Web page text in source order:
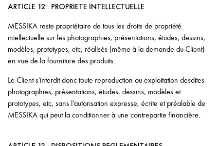
ARTICLE 12 : PROPRIETE INTELLECTUELLE
MESSIKA reste propriétaire de tous les droits de propriété
intellectuelle sur les photographies, présentations, études, dessins,
modèles, prototypes, etc, réalisés (même à la demande du Client)
en vue de la fourniture des produits.
Le Client s'interdit donc toute reproduction ou exploitation desdites
photographies, présentations, études, dessins, modèles et
prototypes, etc, sans l'autorisation expresse, écrite et préalable de
MESSIKA qui peut la conditionner à une contrepartie financière.